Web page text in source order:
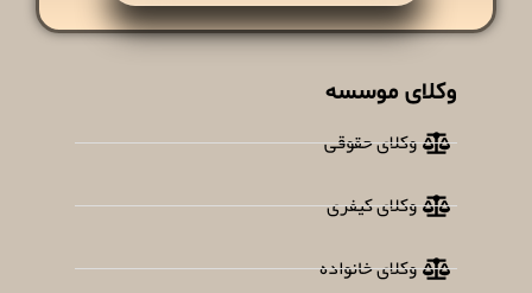
وکلای موسسه
وکلای حقوقی
وکلای کیفری
وکلای خانواده